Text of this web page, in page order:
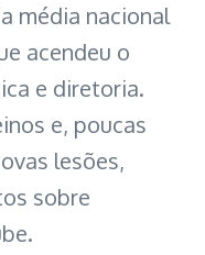
média nacional
acendeu o
e diretoria.
e, poucas
lesões,
sobre